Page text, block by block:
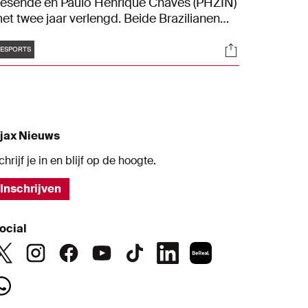
twee jaar verlengd. Beide Brazilianen
Socials
Nieuws
je in en blijf op de hoogte.
Inschrijven